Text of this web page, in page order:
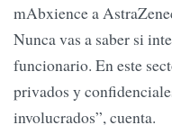
mAbxience a
Nunca vas a saber si
funcionario. En este
privados y
involucrados”, cuenta.